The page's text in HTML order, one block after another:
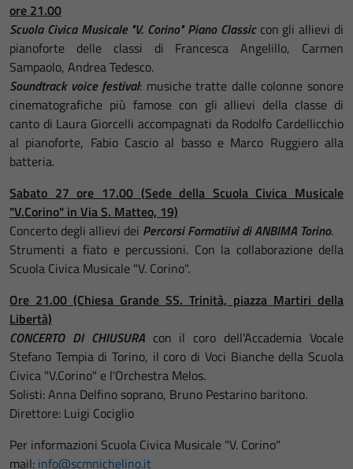
ore 21.00
Scuola Civica Musicale "V. Corino" Piano Classiccon gli allievi di
pianoforte delle classi di Francesca Angelillo, Carmen
Sampaolo, Andrea Tedesco.
Soundtrack voice festival: musiche tratte dalle colonne sonore
cinematografiche più famose con gli allievi della classe di
canto di Laura Giorcelli accompagnati da Rodolfo Cardellicchio
al pianoforte, Fabio Cascio al basso e Marco Ruggiero alla
batteria.
Sabato 27 ore 17.00 (Sede della Scuola Civica Musicale
"V.Corino" in Via S. Matteo, 19)
Concerto degli allievi dei Percorsi Formatiivi di ANBIMA Torino.
Strumenti a fiato e percussioni. Con la collaborazione della
Scuola Civica Musicale "V. Corino".
Ore 21.00 (Chiesa Grande SS. Trinità, piazza Martiri della
Libertà)
CONCERTO DI CHIUSURAcon il coro dell'Accademia Vocale
Stefano Tempia di Torino, il coro di Voci Bianche della Scuola
Civica "V.Corino" e l'Orchestra Melos.
Solisti: Anna Delfino soprano, Bruno Pestarino baritono.
Direttore: Luigi Cociglio
Per informazioni Scuola Civica Musicale "V. Corino"
mail: info@scmnichelino.it